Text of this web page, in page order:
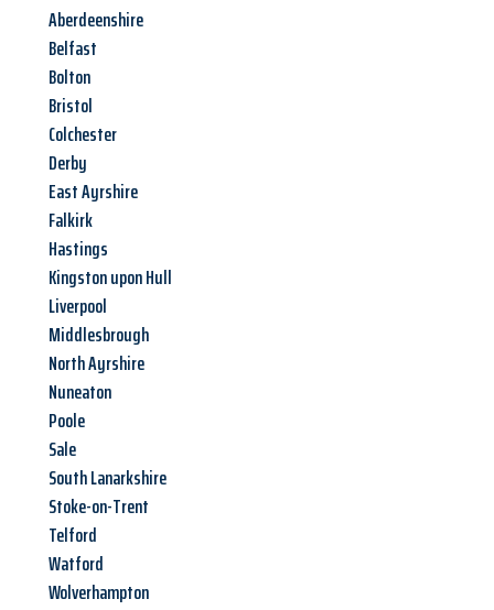
Aberdeenshire
Belfast
Bolton
Bristol
Colchester
Derby
East Ayrshire
Falkirk
Hastings
Kingston upon Hull
Liverpool
Middlesbrough
North Ayrshire
Nuneaton
Poole
Sale
South Lanarkshire
Stoke-on-Trent
Telford
Watford
Wolverhampton